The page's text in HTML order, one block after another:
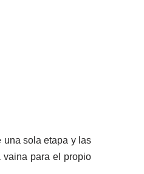
una sola etapa y las
vaina para el propio